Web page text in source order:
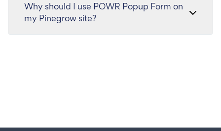
Why should I use POWR Popup Form on
my Pinegrow site?